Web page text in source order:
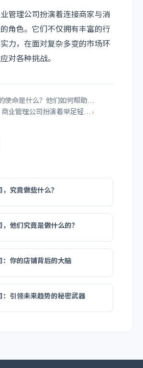
管理公司扮演着连接商家与消
角色。它们不仅拥有丰富的行
力，在面对复杂多变的市场环
对各种挑战。
使命是什么？他们如何帮助…
业管理公司扮演着举足轻… ›
究竟做些什么？
他们究竟是做什么的？
：你的店铺背后的大脑
：引领未来趋势的秘密武器